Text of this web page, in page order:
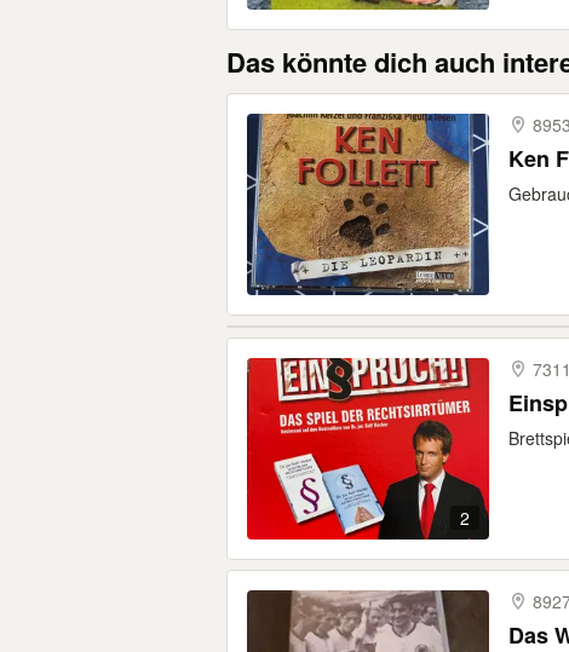
Das könnte dich auch
Ken
2
Das